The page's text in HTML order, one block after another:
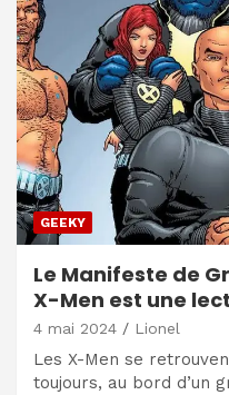
GEEKY
Le Manifeste de
X-Men est une
4 mai 2024 Lionel
Les X-Men se
toujours, au bord d’un